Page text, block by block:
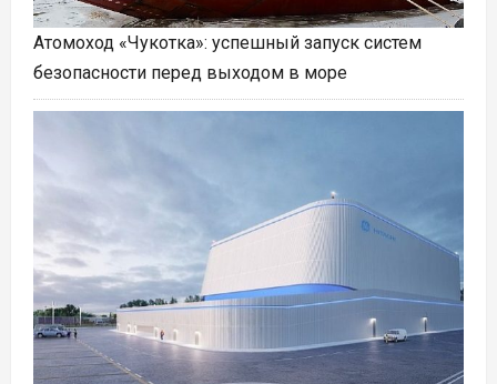
Атомоход «Чукотка»: успешный запуск систем
безопасности перед выходом в море